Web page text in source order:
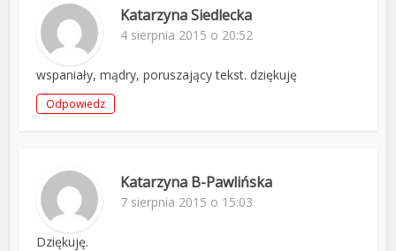
Katarzyna Siedlecka
4 sierpnia 2015 o 20:52
wspaniały, mądry, poruszający tekst. dziękuję
Odpowiedz
Katarzyna B-Pawlińska
7 sierpnia 2015 o 15:03
Dziękuję.